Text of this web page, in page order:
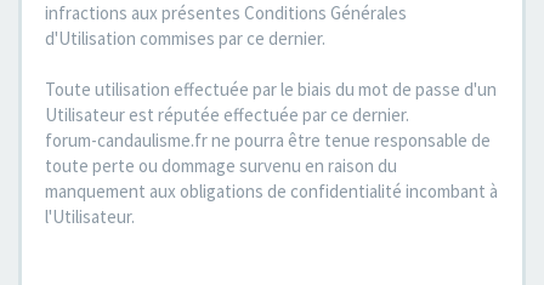
infractions aux présentes Conditions Générales
d'Utilisation commises par ce dernier.
Toute utilisation effectuée par le biais du mot de passe d'un
Utilisateur est réputée effectuée par ce dernier.
forum-candaulisme.fr ne pourra être tenue responsable de
toute perte ou dommage survenu en raison du
manquement aux obligations de confidentialité incombant à
l'Utilisateur.